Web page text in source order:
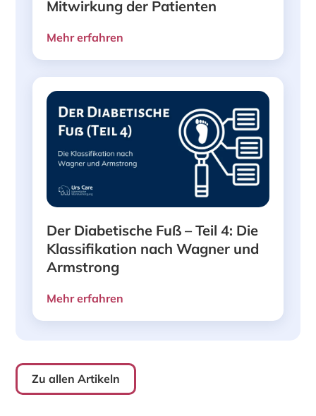
Mitwirkung der Patienten
Mehr erfahren
Der Diabetische Fuß – Teil 4: Die
Klassifikation nach Wagner und
Armstrong
Mehr erfahren
Zu allen Artikeln